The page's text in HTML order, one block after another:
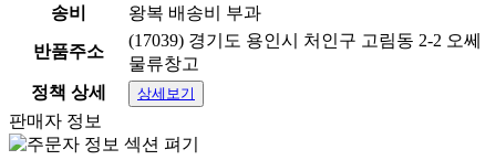
송비
왕복 배송비 부과
반품주소
(17039) 경기도 용인시 처인구 고림동 2-2 오쎄
물류창고
정책 상세
상세보기
판매자 정보